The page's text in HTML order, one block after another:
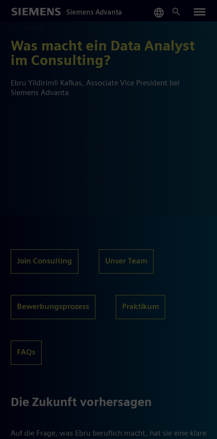
content
Siemens Advanta
Was macht ein Data Analyst
im Consulting?
Ebru Yildirimli Kafkas, Associate Vice President bei
Siemens Advanta
Join Consulting Unser Team
Bewerbungsprozess Praktikum
FAQs
Die Zukunft vorhersagen
Auf die Frage, was Ebru beruflich macht, hat sie eine klare